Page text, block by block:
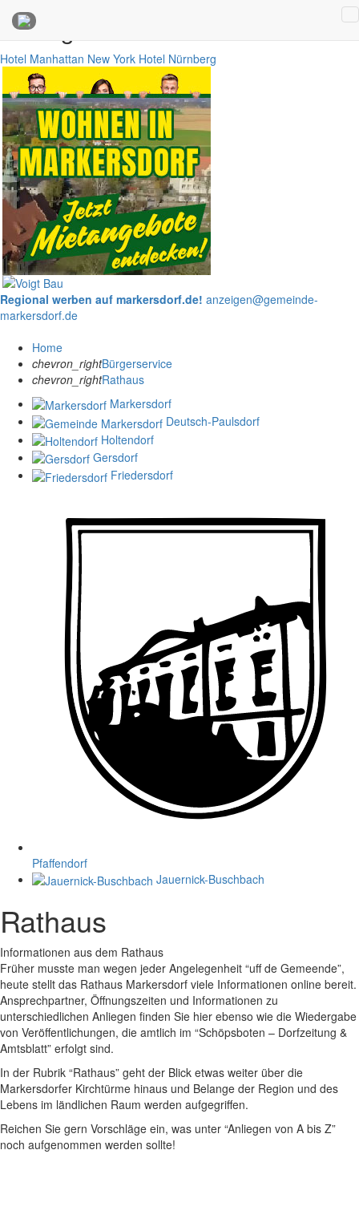
Anzeigen
Hotel Manhattan New York Hotel Nürnberg
Regional werben auf markersdorf.de! anzeigen@gemeinde-
markersdorf.de
Home
chevron_rightBürgerservice
chevron_rightRathaus
Markersdorf
Deutsch-Paulsdorf
Holtendorf
Gersdorf
Friedersdorf
Pfaffendorf
Jauernick-Buschbach
Rathaus
Informationen aus dem Rathaus
Früher musste man wegen jeder Angelegenheit “uff de Gemeende”,
heute stellt das Rathaus Markersdorf viele Informationen online bereit.
Ansprechpartner, Öffnungszeiten und Informationen zu
unterschiedlichen Anliegen finden Sie hier ebenso wie die Wiedergabe
von Veröffentlichungen, die amtlich im “Schöpsboten – Dorfzeitung &
Amtsblatt” erfolgt sind.
In der Rubrik “Rathaus” geht der Blick etwas weiter über die
Markersdorfer Kirchtürme hinaus und Belange der Region und des
Lebens im ländlichen Raum werden aufgegriffen.
Reichen Sie gern Vorschläge ein, was unter “Anliegen von A bis Z”
noch aufgenommen werden sollte!